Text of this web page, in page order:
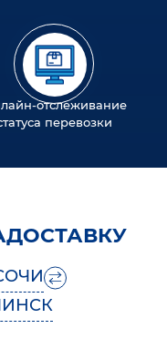
отслеживание
перевозки